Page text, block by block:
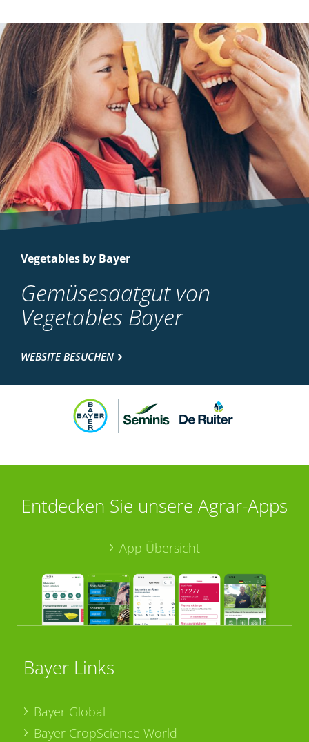
Vegetables by Bayer
Gemüsesaatgut von
Vegetables Bayer
WEBSITE BESUCHEN
Entdecken Sie unsere Agrar-Apps
App Übersicht
Bayer Links
Bayer Global
Bayer CropScience World